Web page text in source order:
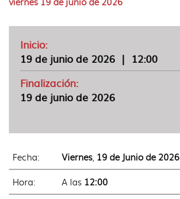
Inicio:
19 de junio de 2026 | 12:00
Finalización:
19 de junio de 2026
Fecha: Viernes, 19 de Junio de 2026
Hora:
A las 12:00